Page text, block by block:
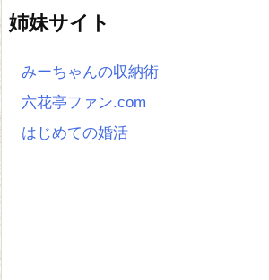
姉妹サイト
みーちゃんの収納術
六花亭ファン.com
はじめての婚活